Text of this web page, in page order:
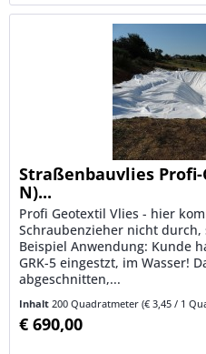
Straßenbauvlies Profi-
N)...
Profi Geotextil Vlies - hier
Schraubenzieher nicht durch,
Beispiel Anwendung: Kunde
GRK-5 eingestzt, im Wasser!
abgeschnitten,...
Inhalt 200 Quadratmeter(€ 3,45 / 1
€ 690,00